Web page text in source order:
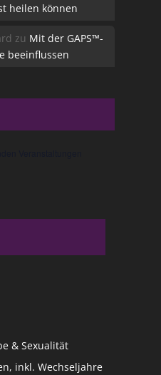
heilen können
zu Mit der GAPS™-
beeinflussen
& Sexualität
inkl. Wechseljahre